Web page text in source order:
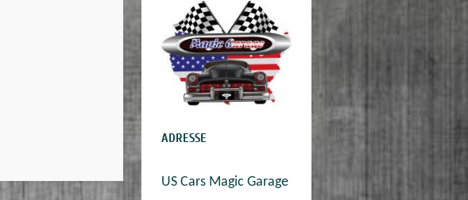
ADRESSE
US Cars Magic Garage